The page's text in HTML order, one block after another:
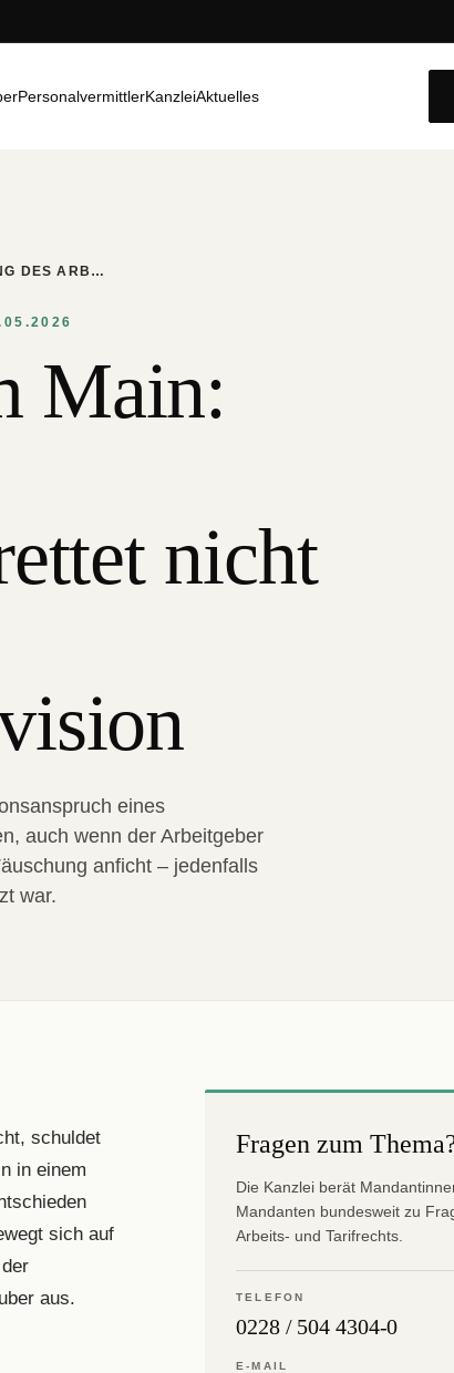
PersonalvermittlerKanzleiAktuelles
DES ARB…
Main:
nicht
eines
auch wenn der Arbeitgeber
anficht – jedenfalls
war.
schuldet
in einem
sich auf
aus.
Fragen zum
Die Kanzlei berät
Mandanten bundesweit zu
Arbeits- und Tarifrechts.
TELEFON
0228 / 504 4304-0
E-MAIL